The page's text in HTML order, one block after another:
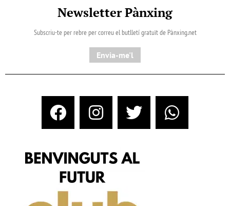
Newsletter Pànxing
Subscriu-te per rebre per correu el butlletí gratuït de Pànxing.net​
Envia-me'l